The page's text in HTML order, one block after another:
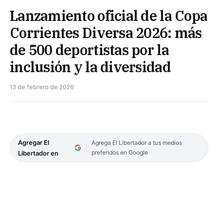
Lanzamiento oficial de la Copa
Corrientes Diversa 2026: más
de 500 deportistas por la
inclusión y la diversidad
13 de febrero de 2026
Agregar El
Libertador en
Agrega El Libertador a tus medios
preferidos en Google